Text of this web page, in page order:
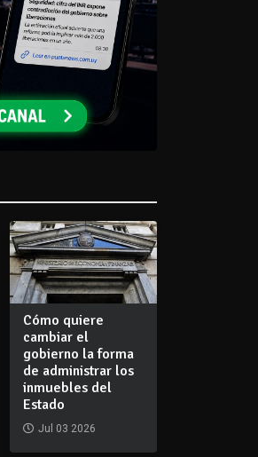
Cómo quiere
cambiar el
gobierno la forma
de administrar los
inmuebles del
Estado
Jul 03 2026